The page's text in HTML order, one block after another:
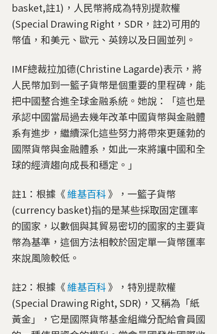
basket,註1)，人民幣將成為特別提款權
(Special Drawing Right，SDR，註2)可用的
幣值，和美元、歐元、英鎊以及日圓並列。
IMF總裁拉加德(Christine Lagarde)表示，將
人民幣加到一籃子貨幣是個重要的里程碑，能
把中國整合進全球金融系統。她說：「這也是
承認中國當局過去幾年改革中國貨幣與金融體
系有進步，繼續深化這些努力將帶來更蓬勃的
國際貨幣與金融體系，如此一來將讓中國和全
球的經濟趨向成長和穩定。」
註1：根據《維基百科 》，一籃子貨幣
(currency basket)指的是某些採取固定匯率
的國家，以數個與其貿易密切的國家的主要貨
幣為基準，這個方法相較於固定單一貨幣匯率
來說風險較低。
註2：根據《維基百科 》，特別提款權
(Special Drawing Right, SDR)，又稱為「紙
黃金」，它是國際貨幣基金組織分配給會員國